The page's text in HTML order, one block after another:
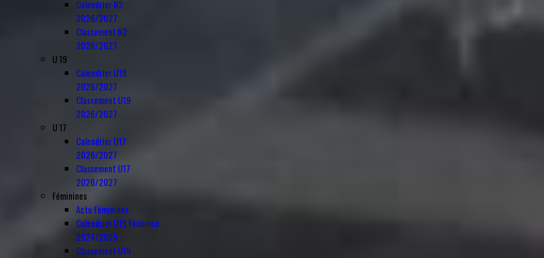
Calendrier N2
2026/2027
Classement N2
2026/2027
U 19
Calendrier U19
2026/2027
Classement U19
2026/2027
U 17
Calendrier U17
2026/2027
Classement U17
2026/2027
Féminines
Actu Féminines
Calendrier U19 Féminine
2024/2025
Classement U19